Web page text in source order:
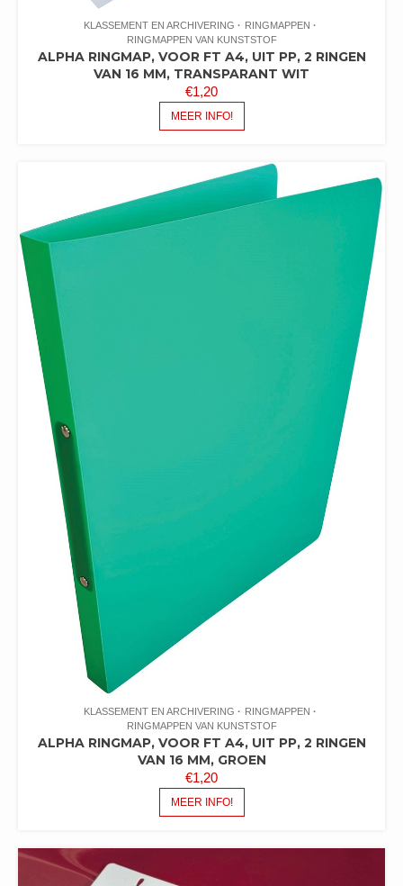
KLASSEMENT EN ARCHIVERING
RINGMAPPEN
RINGMAPPEN VAN KUNSTSTOF
ALPHA RINGMAP, VOOR FT A4, UIT PP, 2 RINGEN
VAN 16 MM, TRANSPARANT WIT
€1,20
MEER INFO!
KLASSEMENT EN ARCHIVERING
RINGMAPPEN
RINGMAPPEN VAN KUNSTSTOF
ALPHA RINGMAP, VOOR FT A4, UIT PP, 2 RINGEN
VAN 16 MM, GROEN
€1,20
MEER INFO!